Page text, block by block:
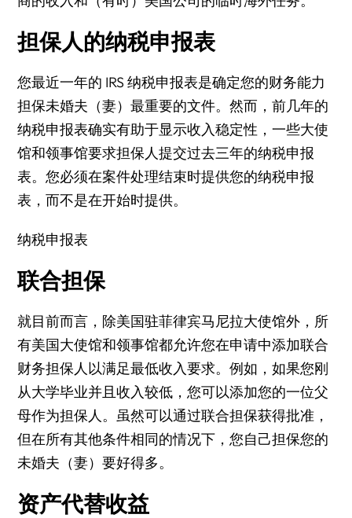
担保人的纳税申报表
您最近一年的 IRS 纳税申报表是确定您的财务能力
担保未婚夫（妻）最重要的文件。然而，前几年的
纳税申报表确实有助于显示收入稳定性，一些大使
馆和领事馆要求担保人提交过去三年的纳税申报
表。您必须在案件处理结束时提供您的纳税申报
表，而不是在开始时提供。
纳税申报表
联合担保
就目前而言，除美国驻菲律宾马尼拉大使馆外，所
有美国大使馆和领事馆都允许您在申请中添加联合
财务担保人以满足最低收入要求。例如，如果您刚
从大学毕业并且收入较低，您可以添加您的一位父
母作为担保人。虽然可以通过联合担保获得批准，
但在所有其他条件相同的情况下，您自己担保您的
未婚夫（妻）要好得多。
资产代替收益